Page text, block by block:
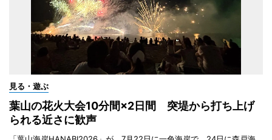
見る・遊ぶ
葉山の花火大会10分間×2日間 突堤から打ち上げ
られる近さに歓声